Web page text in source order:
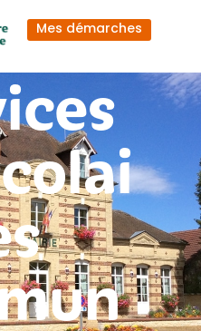
Mes démarches